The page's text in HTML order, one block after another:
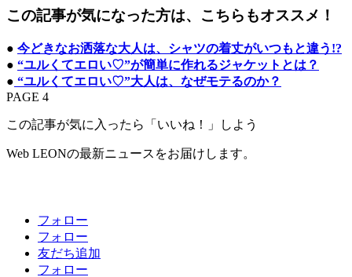
この記事が気になった方は、こちらもオススメ！
● 今どきなお洒落な大人は、シャツの着丈がいつもと違う!?
● “ユルくてエロい♡”が簡単に作れるジャケットとは？
● “ユルくてエロい♡”大人は、なぜモテるのか？
PAGE 4
この記事が気に入ったら「いいね！」しよう
Web LEONの最新ニュースをお届けします。
フォロー
フォロー
友だち追加
フォロー